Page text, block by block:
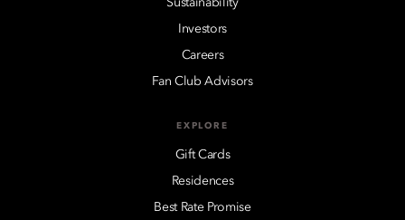
Investors
Careers
Fan Club Advisors
EXPLORE
Gift Cards
Residences
Best Rate Promise